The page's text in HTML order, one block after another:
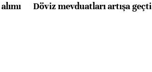
Döviz mevduatları artışa geçti